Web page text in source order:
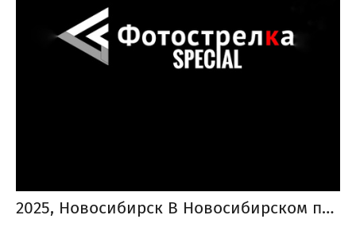
2025, Новосибирск В Новосибирском пространстве Пространство Арт Ель открылась «Красная» выставка «Фотострелки» 2025